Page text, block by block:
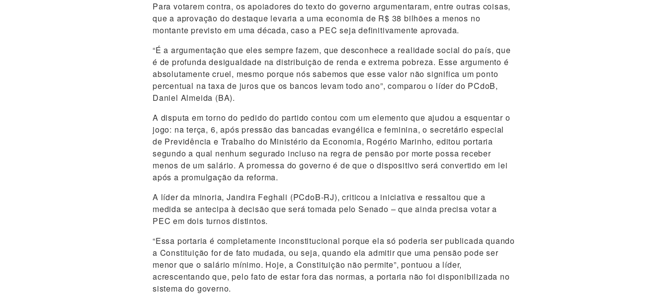
Para votarem contra, os apoiadores do texto do governo argumentaram, entre outras coisas,
que a aprovação do destaque levaria a uma economia de R$ 38 bilhões a menos no
montante previsto em uma década, caso a PEC seja definitivamente aprovada.
“É a argumentação que eles sempre fazem, que desconhece a realidade social do país, que
é de profunda desigualdade na distribuição de renda e extrema pobreza. Esse argumento é
absolutamente cruel, mesmo porque nós sabemos que esse valor não significa um ponto
percentual na taxa de juros que os bancos levam todo ano”, comparou o líder do PCdoB,
Daniel Almeida (BA).
A disputa em torno do pedido do partido contou com um elemento que ajudou a esquentar o
jogo: na terça, 6, após pressão das bancadas evangélica e feminina, o secretário especial
de Previdência e Trabalho do Ministério da Economia, Rogério Marinho, editou portaria
segundo a qual nenhum segurado incluso na regra de pensão por morte possa receber
menos de um salário. A promessa do governo é de que o dispositivo será convertido em lei
após a promulgação da reforma.
A líder da minoria, Jandira Feghali (PCdoB-RJ), criticou a iniciativa e ressaltou que a
medida se antecipa à decisão que será tomada pelo Senado – que ainda precisa votar a
PEC em dois turnos distintos.
“Essa portaria é completamente inconstitucional porque ela só poderia ser publicada quando
a Constituição for de fato mudada, ou seja, quando ela admitir que uma pensão pode ser
menor que o salário mínimo. Hoje, a Constituição não permite”, pontuou a líder,
acrescentando que, pelo fato de estar fora das normas, a portaria não foi disponibilizada no
sistema do governo.